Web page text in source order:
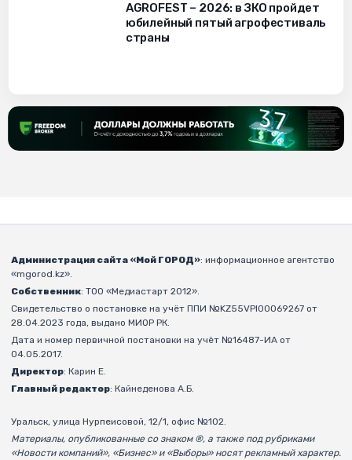
AGROFEST – 2026: в ЗКО пройдет
юбилейный пятый агрофестиваль
страны
Администрация сайта «Мой ГОРОД»: информационное агентство
«mgorod.kz».
Собственник: ТОО «Медиастарт 2012».
Свидетельство о постановке на учёт ППИ №KZ55VPI00069267 от
28.04.2023 года, выдано МИОР РК.
Дата и номер первичной постановки на учёт №16487-ИА от
04.05.2017.
Директор: Карин Е.
Главный редактор: Кайнеденова А.Б.
Уральск, улица Нурпеисовой, 12/1, офис №102.
Материалы, опубликованные со знаком ®, а также под рубриками
«Новости компаний», «Бизнес» и «Выборы» носят рекламный характер.